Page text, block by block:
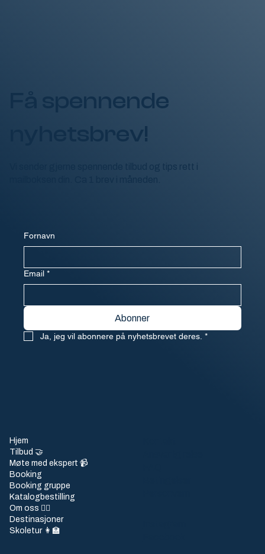
Få spennende
nyhetsbrev!
Vi sender gjerne spennende tilbud og tips rett i
Fornavn
Email *
Abonner
Ja, jeg vil abonnere på nyhetsbrevet deres. *
Hjem
Tilbud 🤝
Møte med ekspert 📹
Booking
Booking gruppe
Katalogbestilling
Om oss 🙋‍♀️
Destinasjoner
Skoletur 👩‍🏫